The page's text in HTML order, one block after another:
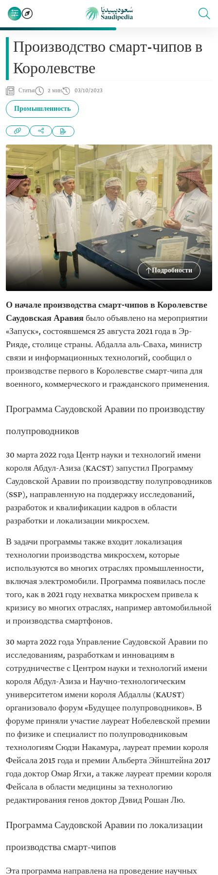
Производство смарт-чипов в
Королевстве
Статья 2 мин 03/10/2023
Промышленность
Подробности
О начале производства смарт-чипов в Королевстве
Саудовская Аравиябыло объявлено на мероприятии
«Запуск», состоявшемся 25 августа 2021 года в Эр-
Рияде, столице страны. Абдалла аль-Сваха, министр
связи и информационных технологий, сообщил о
производстве первого в Королевстве смарт-чипа для
военного, коммерческого и гражданского применения.
Программа Саудовской Аравии по производству
полупроводников
30 марта 2022 года Центр науки и технологий имени
короля Абдул-Азиза (KACST) запустил Программу
Саудовской Аравии по производству полупроводников
(SSP), направленную на поддержку исследований,
разработок и квалификации кадров в области
разработки и локализации микросхем.
В задачи программы также входит локализация
технологии производства микросхем, которые
используются во многих отраслях промышленности,
включая электромобили. Программа появилась после
того, как в 2021 году нехватка микросхем привела к
кризису во многих отраслях, например автомобильной
и производства смартфонов.
30 марта 2022 года Управление Саудовской Аравии по
исследованиям, разработкам и инновациям в
сотрудничестве с Центром науки и технологий имени
короля Абдул-Азиза и Научно-технологическим
университетом имени короля Абдаллы (KAUST)
организовало форум «Будущее полупроводников». В
форуме приняли участие лауреат Нобелевской премии
по физике и специалист по полупроводниковым
технологиям Сюдзи Накамура, лауреат премии короля
Фейсала 2015 года и премии Альберта Эйнштейна 2017
года доктор Омар Ягхи, а также лауреат премии короля
Фейсала в области медицины за технологию
редактирования генов доктор Дэвид Рошан Лю.
Программа Саудовской Аравии по локализации
производства смарт-чипов
Эта программа направлена на проведение научных